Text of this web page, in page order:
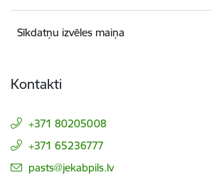
Sīkdatņu izvēles maiņa
Kontakti
+371 80205008
+371 65236777
E-pasts:
pasts@jekabpils.lv